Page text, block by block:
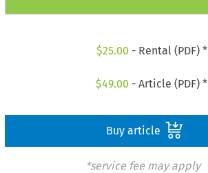
$25.00 - Rental (PDF) *
$49.00 - Article (PDF) *
Buy article
*service fee may apply